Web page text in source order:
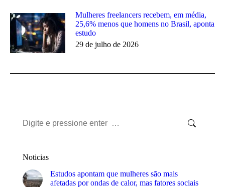
Mulheres freelancers recebem, em média,
25,6% menos que homens no Brasil, aponta
estudo
29 de julho de 2026
Search:
Noticias
Estudos apontam que mulheres são mais
afetadas por ondas de calor, mas fatores sociais